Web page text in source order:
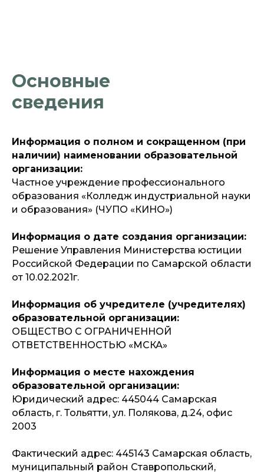
Основные
сведения
Информация о полном и сокращенном (при
наличии) наименовании образовательной
организации:
Частное учреждение профессионального
образования «Колледж индустриальной науки
и образования» (ЧУПО «КИНО»)
Информация о дате создания организации:
Решение Управления Министерства юстиции
Российской Федерации по Самарской области
от 10.02.2021г.
Информация об учредителе (учредителях)
образовательной организации:
ОБЩЕСТВО С ОГРАНИЧЕННОЙ
ОТВЕТСТВЕННОСТЬЮ «МСКА»
Информация о месте нахождения
образовательной организации:
Юридический адрес: 445044 Самарская
область, г. Тольятти, ул. Полякова, д.24, офис
2003
Фактический адрес: 445143 Самарская область,
муниципальный район Ставропольский,